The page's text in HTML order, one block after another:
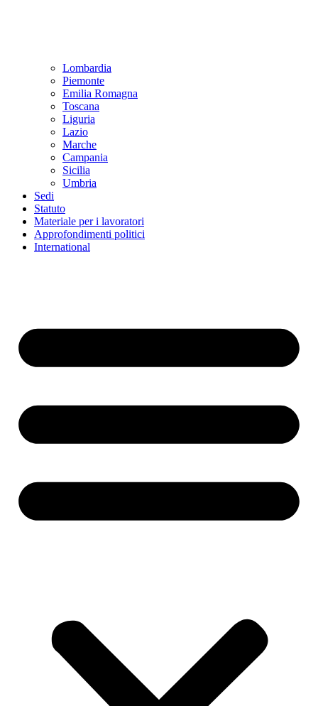
Lombardia
Piemonte
Emilia Romagna
Toscana
Liguria
Lazio
Marche
Campania
Sicilia
Umbria
Sedi
Statuto
Materiale per i lavoratori
Approfondimenti politici
International